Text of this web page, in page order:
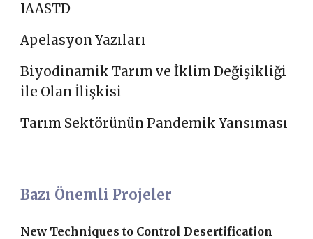
IAASTD
Apelasyon Yazıları
Biyodinamik Tarım ve İklim Değişikliği
ile Olan İlişkisi
Tarım Sektörünün Pandemik Yansıması
Bazı Önemli Projeler
New Techniques to Control Desertification